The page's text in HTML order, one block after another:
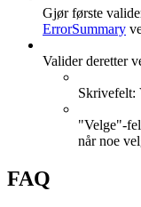
Gjør første
ErrorSummary
Valider deretter
Skrivefelt:
"Velge"-
når noe
FAQ